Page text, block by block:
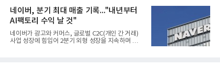
성이 개선됐다.금호석유
한국전기안전공사(KESCO)로부터 SOFC 발전설비
‘HD250’과 ‘HD300’, 제조시설에 대한 사용전검사를
완료하고 제품 양산체계 구축했다고 밝혔다.HD250
과 HD300은 각각 249kW급과 285kW급의 중소형 발
전용 SOFC 제품이다. 이번 검사를 통해 HD하이드로
젠은 제품과 제조시설의 전기설비 안전성과 적합성을
네이버, 분기 최대 매출 기록..."내년부터
AI팩토리 수익 날 것"
네이버가 광고와 커머스, 글로벌 C2C(개인 간 거래)
사업 성장에 힘입어 2분기 외형 성장을 지속하며 역대